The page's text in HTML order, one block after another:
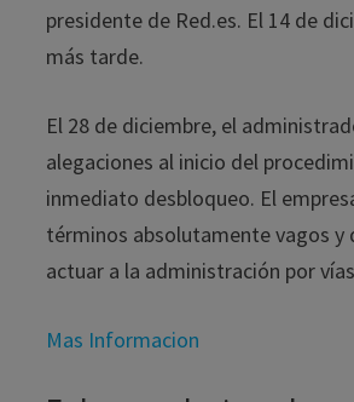
presidente de Red.es. El 14 de
más tarde.
El 28 de diciembre, el
alegaciones al inicio del
inmediato desbloqueo. El
términos absolutamente vagos y
actuar a la administración por
Mas Informacion